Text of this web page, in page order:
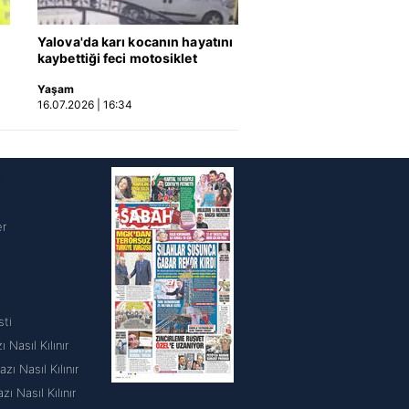
Yalova'da karı kocanın hayatını
kaybettiği feci motosiklet
yansıdı | Video
Yaşam
16.07.2026 | 16:34
Nasıl Kılınır
Nasıl Kılınır
Nasıl Kılınır